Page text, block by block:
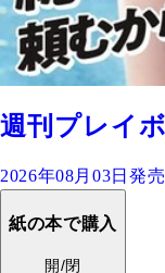
週刊プレイ
2026年08月03日発売
紙の本で購入
開/閉